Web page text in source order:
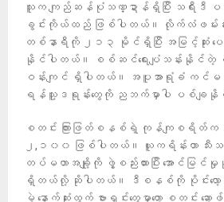
သူက ကျည်ဆန်ပုံသဏ္ဍာန်ရှိပြီး သရီးဒီ ပ
ခွင်းကိုယ်ထည် ဖြစ်ပါတယ်။ လိုက်လံဖမ်
တစ်နာရီကို ၂၁၃ မိုင်ရှိပြီး အမြင့်ဆုံး ပ
နိုင်ပါတယ်။ စစ်ဆင်ရေးပျံသန်းနိုင်
ဝန်းကျင် ရှိပါတယ်။ အပူအာရုံခံ ကင်မရာ
ရန်သူ့ဒရုန်းတွေကို ညဘက်မှာပါ ပစ်ချနို
စတင်း ကြားဖြတ်စနစ်ရဲ့ ကုန်ကျစရိတ်က
၂,၁၀၀ ဖြစ်ပါတယ်။ ယူကရိန်းဟာ သီးသန့်
တပ်မဟာအချို့ကို ဖွဲ့စည်းထားပြီး အောင်မြ
ရှိတယ်လို့ ဆိုပါတယ်။ ဒီစနစ်ကို ပိုင်းလော့က
မဲ့ နောက်ဆုံးထွက် ဗားရှင်းတွေမှာတော့ စတင်း ဆ